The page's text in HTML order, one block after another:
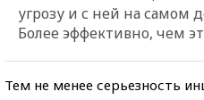
угрозу и с ней на самом
Более эффективно, чем
Тем не менее серьезность